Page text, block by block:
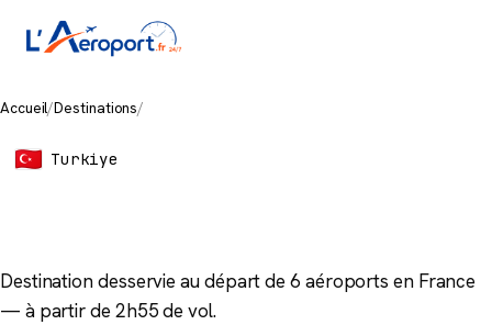
Accueil/Destinations/
Turkiye
Destination desservie au départ de 6 aéroports en France
— à partir de 2h55 de vol.